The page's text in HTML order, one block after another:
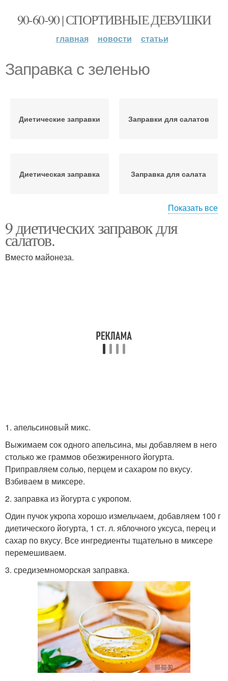
90-60-90 | СПОРТИВНЫЕ ДЕВУШКИ
главная новости статьи
Заправка с зеленью
Диетические заправки Заправки для салатов
Диетическая заправка Заправка для салата
Заправки на основе Заправки с лимоном
Заправка с йогуртом Заправка с базиликом
Показать все
9 диетических заправок для
салатов.
Вместо майонеза.
1. апельсиновый микс.
Выжимаем сок одного апельсина, мы добавляем в него
столько же граммов обезжиренного йогурта.
Приправляем солью, перцем и сахаром по вкусу.
Взбиваем в миксере.
2. заправка из йогурта с укропом.
Один пучок укропа хорошо измельчаем, добавляем 100 г
диетического йогурта, 1 ст. л. яблочного уксуса, перец и
сахар по вкусу. Все ингредиенты тщательно в миксере
перемешиваем.
3. средиземноморская заправка.